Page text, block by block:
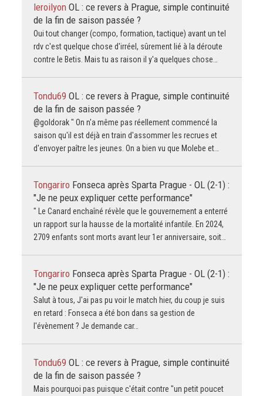
leroilyon OL : ce revers à Prague, simple continuité
de la fin de saison passée ?
Oui tout changer (compo, formation, tactique) avant un tel
rdv c'est quelque chose d'irréel, sûrement lié à la déroute
contre le Betis. Mais tu as raison il y'a quelques chose…
Tondu69 OL : ce revers à Prague, simple continuité
de la fin de saison passée ?
@goldorak " On n'a même pas réellement commencé la
saison qu'il est déjà en train d'assommer les recrues et
d'envoyer paître les jeunes. On a bien vu que Molebe et…
Tongariro Fonseca après Sparta Prague - OL (2-1) :
"Je ne peux expliquer cette performance"
" Le Canard enchaîné révèle que le gouvernement a enterré
un rapport sur la hausse de la mortalité infantile. En 2024,
2709 enfants sont morts avant leur 1er anniversaire, soit…
Tongariro Fonseca après Sparta Prague - OL (2-1) :
"Je ne peux expliquer cette performance"
Salut à tous, J'ai pas pu voir le match hier, du coup je suis
en retard : Fonseca a été bon dans sa gestion de
l'évènement ? Je demande car…
Tondu69 OL : ce revers à Prague, simple continuité
de la fin de saison passée ?
Mais pourquoi pas puisque c'était contre "un petit poucet